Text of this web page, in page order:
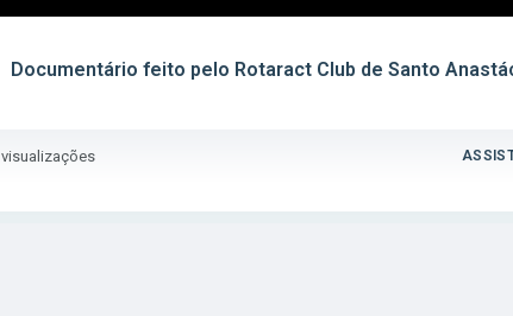
Documentário feito pelo Rotaract Club de Santo
visualizações